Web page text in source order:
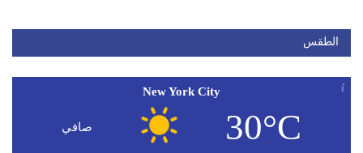
الطقس
New York City
30°C صافي